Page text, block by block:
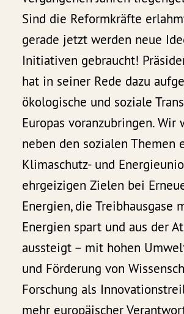
Sind die Reformkräfte
gerade jetzt werden neue
Initiativen gebraucht!
hat in seiner Rede dazu
ökologische und soziale
Europas voranzubringen. Wir
neben den sozialen Themen
Klimaschutz- und
ehrgeizigen Zielen bei
Energien, die Treibhausgase
Energien spart und aus der
aussteigt – mit hohen
und Förderung von
Forschung als
mehr europäischer